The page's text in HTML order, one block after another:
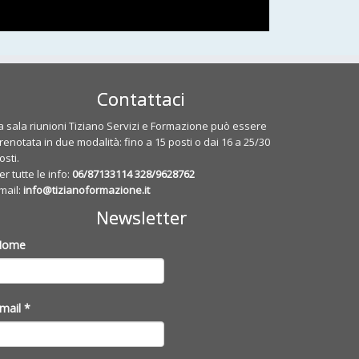
Contattaci
sala riunioni Tiziano Servizi e Formazione può essere
in due modalità: fino a 15 posti o dai 16 a 25/30
tutte le info: 06/87133114328/9628762
info@tizianoformazione.it
Newsletter
*